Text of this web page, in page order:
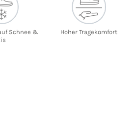
Schnee &
Hoher Tragekomfort